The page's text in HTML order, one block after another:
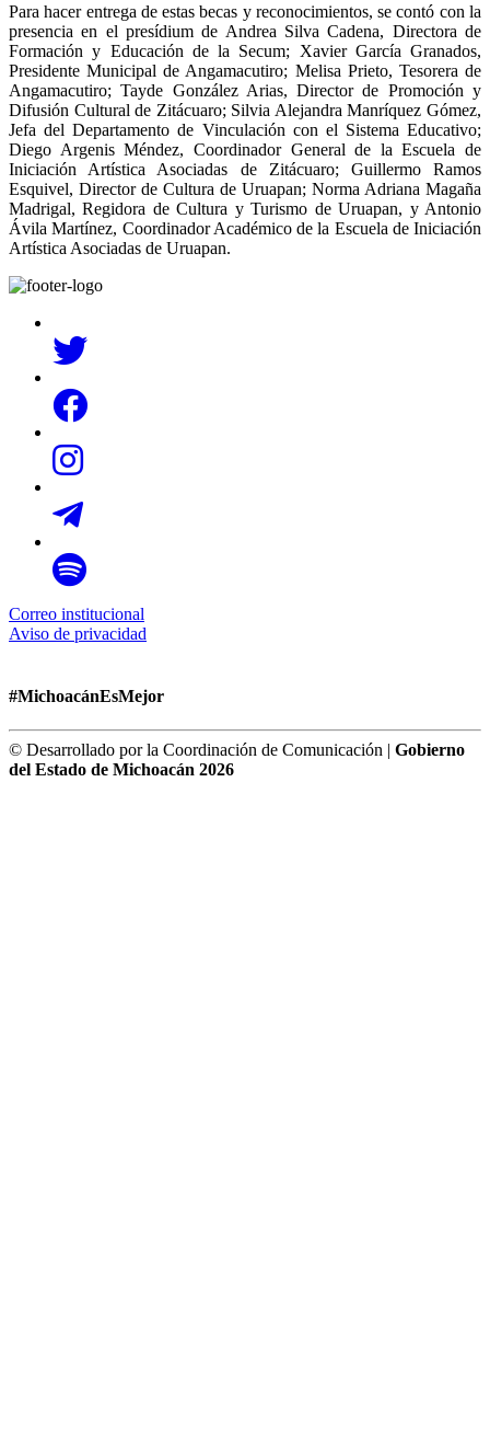
Para hacer entrega de estas becas y reconocimientos, se contó con la
presencia en el presídium de Andrea Silva Cadena, Directora de
Formación y Educación de la Secum; Xavier García Granados,
Presidente Municipal de Angamacutiro; Melisa Prieto, Tesorera de
Angamacutiro; Tayde González Arias, Director de Promoción y
Difusión Cultural de Zitácuaro; Silvia Alejandra Manríquez Gómez,
Jefa del Departamento de Vinculación con el Sistema Educativo;
Diego Argenis Méndez, Coordinador General de la Escuela de
Iniciación Artística Asociadas de Zitácuaro; Guillermo Ramos
Esquivel, Director de Cultura de Uruapan; Norma Adriana Magaña
Madrigal, Regidora de Cultura y Turismo de Uruapan, y Antonio
Ávila Martínez, Coordinador Académico de la Escuela de Iniciación
Artística Asociadas de Uruapan.
Correo institucional
Aviso de privacidad
#MichoacánEsMejor
© Desarrollado por la Coordinación de Comunicación | Gobierno
del Estado de Michoacán 2026